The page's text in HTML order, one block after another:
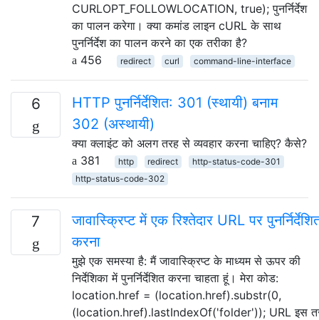
CURLOPT_FOLLOWLOCATION, true); पुनर्निर्देश
का पालन करेगा। क्या कमांड लाइन cURL के साथ
पुनर्निर्देश का पालन करने का एक तरीका है?
456
redirect curl command-line-interface
6
HTTP पुनर्निर्देशित: 301 (स्थायी) बनाम
302 (अस्थायी)
क्या क्लाइंट को अलग तरह से व्यवहार करना चाहिए? कैसे?
381
http redirect
http-status-code-301
http-status-code-302
7
जावास्क्रिप्ट में एक रिश्तेदार URL पर
करना
मुझे एक समस्या है: मैं जावास्क्रिप्ट के माध्यम से ऊपर की
निर्देशिका में पुनर्निर्देशित करना चाहता हूं। मेरा कोड:
location.href = (location.href).substr(0,
(location.href).lastIndexOf('folder')); URL इस